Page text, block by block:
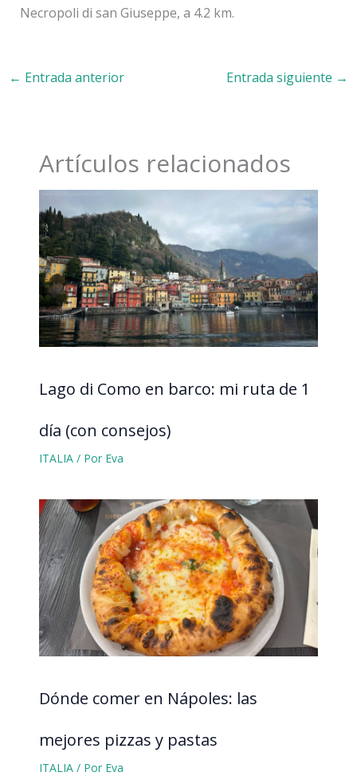
Necropoli di san Giuseppe, a 4.2 km.
← Entrada anterior Entrada siguiente →
Artículos relacionados
Lago di Como en barco: mi ruta de 1
día (con consejos)
ITALIA/ Por Eva
Dónde comer en Nápoles: las
mejores pizzas y pastas
ITALIA/ Por Eva